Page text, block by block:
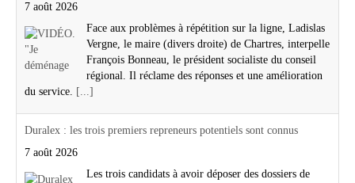
7 août 2026
Face aux problèmes à répétition sur la ligne, Ladislas
Vergne, le maire (divers droite) de Chartres, interpelle
François Bonneau, le président socialiste du conseil
régional. Il réclame des réponses et une amélioration
du service. [...]
Duralex : les trois premiers repreneurs potentiels sont connus
7 août 2026
Les trois candidats à avoir déposer des dossiers de